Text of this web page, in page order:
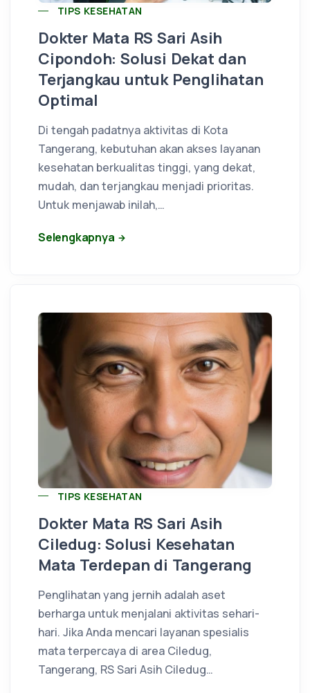
TIPS KESEHATAN
Dokter Mata RS Sari Asih
Cipondoh: Solusi Dekat dan
Terjangkau untuk Penglihatan
Optimal
Di tengah padatnya aktivitas di Kota
Tangerang, kebutuhan akan akses layanan
kesehatan berkualitas tinggi, yang dekat,
mudah, dan terjangkau menjadi prioritas.
Untuk menjawab inilah,…
Selengkapnya
TIPS KESEHATAN
Dokter Mata RS Sari Asih
Ciledug: Solusi Kesehatan
Mata Terdepan di Tangerang
Penglihatan yang jernih adalah aset
berharga untuk menjalani aktivitas sehari-
hari. Jika Anda mencari layanan spesialis
mata terpercaya di area Ciledug,
Tangerang, RS Sari Asih Ciledug…